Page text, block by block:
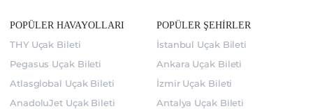
POPÜLER HAVAYOLLARI
THY Uçak Bileti
Pegasus Uçak Bileti
Atlasglobal Uçak Bileti
AnadoluJet Uçak Bileti
POPÜLER ŞEHİRLER
İstanbul Uçak Bileti
Ankara Uçak Bileti
İzmir Uçak Bileti
Antalya Uçak Bileti